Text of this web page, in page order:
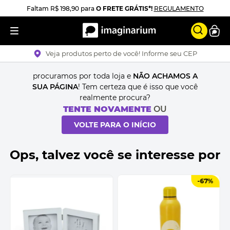
Faltam R$ 198,90paraO FRETE GRÁTIS*! REGULAMENTO
Veja produtos perto de você! Informe seu CEP
procuramos por toda loja e NÃO ACHAMOS A
SUA PÁGINA! Tem certeza que é isso que você
realmente procura?
TENTE NOVAMENTE OU
VOLTE PARA O INÍCIO
Ops, talvez você se interesse por
-67%